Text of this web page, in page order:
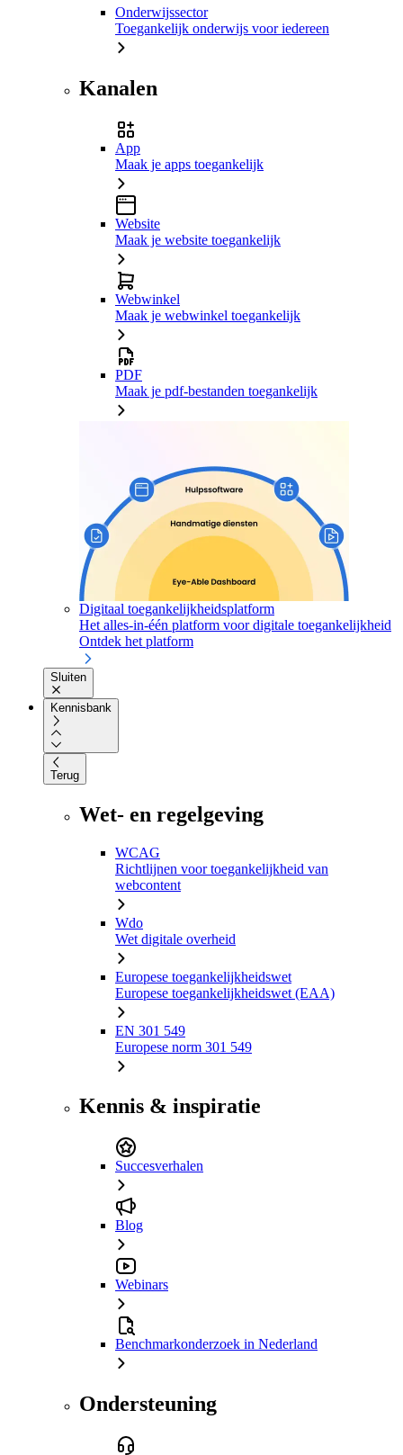
Onderwijssector
Toegankelijk onderwijs voor iedereen
Kanalen
App
Maak je apps toegankelijk
Website
Maak je website toegankelijk
Webwinkel
Maak je webwinkel toegankelijk
PDF
Maak je pdf-bestanden toegankelijk
Digitaal toegankelijkheidsplatform
Het alles-in-één platform voor digitale toegankelijkheid
Ontdek het platform
Sluiten
Kennisbank
Terug
Wet- en regelgeving
WCAG
Richtlijnen voor toegankelijkheid van
webcontent
Wdo
Wet digitale overheid
Europese toegankelijkheidswet
Europese toegankelijkheidswet (EAA)
EN 301 549
Europese norm 301 549
Kennis & inspiratie
Succesverhalen
Blog
Webinars
Benchmarkonderzoek in Nederland
Ondersteuning